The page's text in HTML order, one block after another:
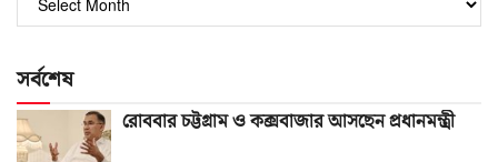
সংখ্যা
সর্বশেষ
রোববার চট্টগ্রাম ও কক্সবাজার আসছেন প্রধানমন্ত্রী